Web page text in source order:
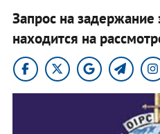
Запрос на задержание
находится на